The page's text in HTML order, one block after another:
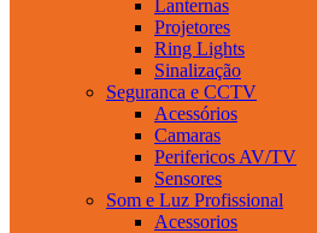
Lanternas
Projetores
Ring Lights
Sinalização
Seguranca e CCTV
Acessórios
Camaras
Perifericos AV/TV
Sensores
Som e Luz Profissional
Acessorios